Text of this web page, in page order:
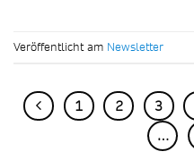
Veröffentlicht am Newsletter
1 2 3
…